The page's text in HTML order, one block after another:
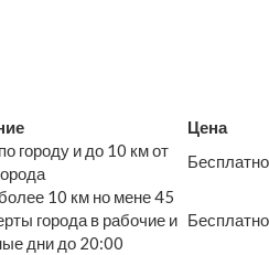
Цена
городу и до 10 км от
Бесплатно
10 км но мене 45
города в рабочие и
дни до 20:00
Бесплатно